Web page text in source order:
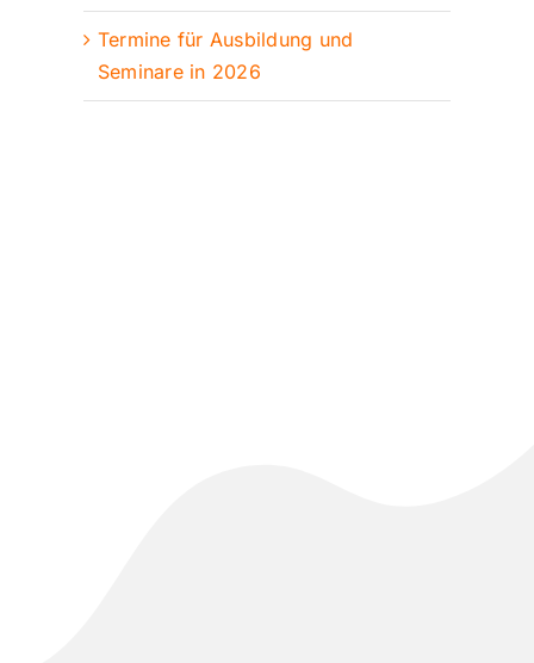
Termine für Ausbildung und
Seminare in 2026